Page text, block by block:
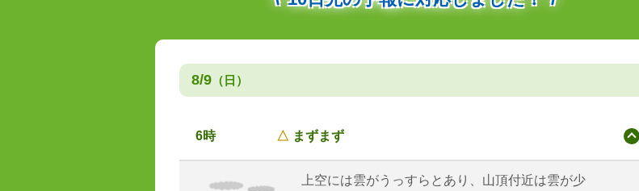
8/9 （日）
6時 △ まずまず
上空には雲がうっすらとあり、山頂付近は雲が少